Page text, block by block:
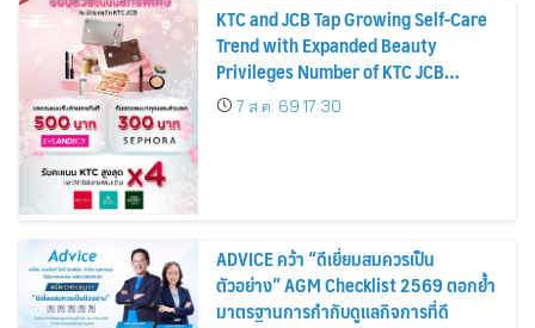
KTC and JCB Tap Growing Self-Care
Trend with Expanded Beauty
Privileges Number of KTC JCB
Cardmembers Spending on
Cosmetics Rises 26%
7 ส.ค. 69 17:30
ADVICE คว้า “ดีเยี่ยมสมควรเป็น
ตัวอย่าง” AGM Checklist 2569 ตอกย้ำ
มาตรฐานการกำกับดูแลกิจการที่ดี